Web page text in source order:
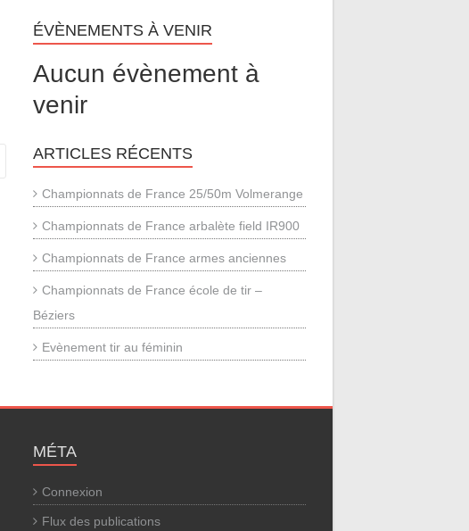
ÉVÈNEMENTS À VENIR
Aucun évènement à
venir
ARTICLES RÉCENTS
Championnats de France 25/50m Volmerange
Championnats de France arbalète field IR900
Championnats de France armes anciennes
Championnats de France école de tir –
Béziers
Evènement tir au féminin
MÉTA
Connexion
Flux des publications